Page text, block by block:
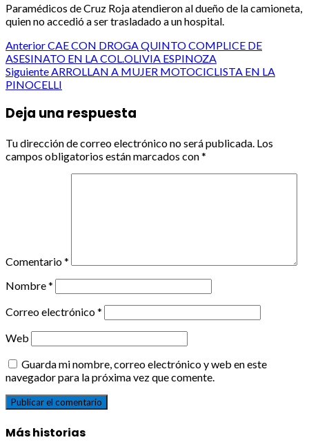
Paramédicos de Cruz Roja atendieron al dueño de la camioneta,
quien no accedió a ser trasladado a un hospital.
Post
navigation
AnteriorCAE CON DROGA QUINTO COMPLICE DE
ASESINATO EN LA COL.OLIVIA ESPINOZA
Siguiente ARROLLAN A MUJER MOTOCICLISTA EN LA
PINOCELLI
Deja una respuesta
Tu dirección de correo electrónico no será publicada. Los
campos obligatorios están marcados con*
Comentario*
Nombre*
Correo electrónico*
Web
Guarda mi nombre, correo electrónico y web en este
navegador para la próxima vez que comente.
Más historias